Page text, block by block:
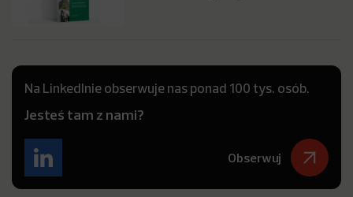
Na LinkedInie obserwuje nas ponad 100 tys. osób.
Jesteś tam z nami?
Obserwuj